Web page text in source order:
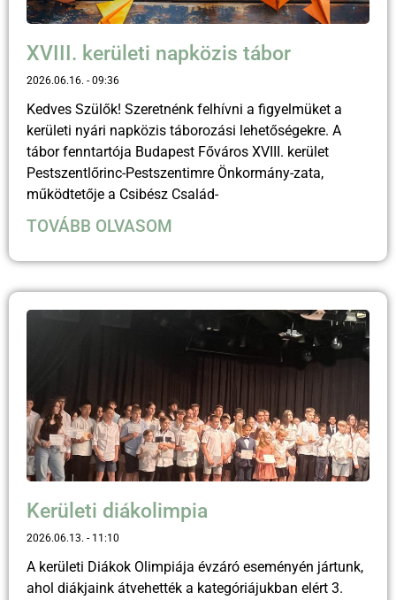
XVIII. kerületi napközis tábor
2026.06.16. 09:36
Kedves Szülők! Szeretnénk felhívni a figyelmüket a
kerületi nyári napközis táborozási lehetőségekre. A
tábor fenntartója Budapest Főváros XVIII. kerület
Pestszentlőrinc-Pestszentimre Önkormány-zata,
működtetője a Csibész Család-
TOVÁBB OLVASOM
Kerületi diákolimpia
2026.06.13. 11:10
A kerületi Diákok Olimpiája évzáró eseményén jártunk,
ahol diákjaink átvehették a kategóriájukban elért 3.